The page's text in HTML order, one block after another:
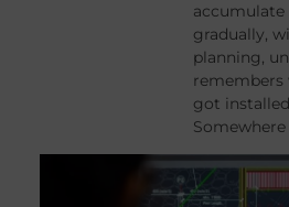
accumulate
gradually,
planning,
remembers
got
Somewhere